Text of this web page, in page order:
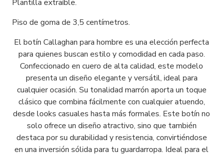
Plantilla extraíble.
Piso de goma de 3,5 centímetros.
El botín Callaghan para hombre es una elección perfecta
para quienes buscan estilo y comodidad en cada paso.
Confeccionado en cuero de alta calidad, este modelo
presenta un diseño elegante y versátil, ideal para
cualquier ocasión. Su tonalidad marrón aporta un toque
clásico que combina fácilmente con cualquier atuendo,
desde looks casuales hasta más formales. Este botín no
solo ofrece un diseño atractivo, sino que también
destaca por su durabilidad y resistencia, convirtiéndose
en una inversión sólida para tu guardarropa. Ideal para el